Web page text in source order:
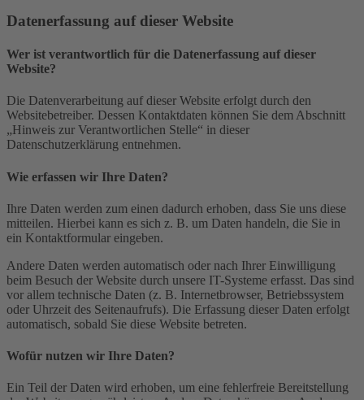
Datenerfassung auf dieser Website
Wer ist verantwortlich für die Datenerfassung auf dieser
Website?
Die Datenverarbeitung auf dieser Website erfolgt durch den
Websitebetreiber. Dessen Kontaktdaten können Sie dem Abschnitt
„Hinweis zur Verantwortlichen Stelle“ in dieser
Datenschutzerklärung entnehmen.
Wie erfassen wir Ihre Daten?
Ihre Daten werden zum einen dadurch erhoben, dass Sie uns diese
mitteilen. Hierbei kann es sich z. B. um Daten handeln, die Sie in
ein Kontaktformular eingeben.
Andere Daten werden automatisch oder nach Ihrer Einwilligung
beim Besuch der Website durch unsere IT-Systeme erfasst. Das sind
vor allem technische Daten (z. B. Internetbrowser, Betriebssystem
oder Uhrzeit des Seitenaufrufs). Die Erfassung dieser Daten erfolgt
automatisch, sobald Sie diese Website betreten.
Wofür nutzen wir Ihre Daten?
Ein Teil der Daten wird erhoben, um eine fehlerfreie Bereitstellung